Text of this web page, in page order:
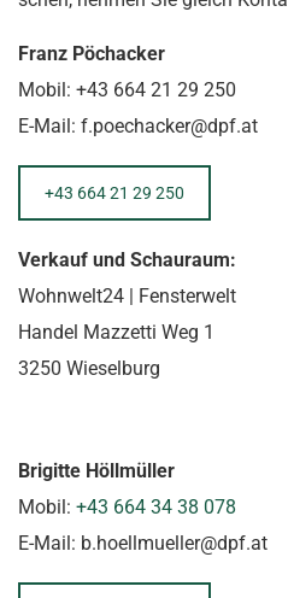
Franz Pöchacker
Mobil: +43 664 21 29 250
E-Mail: f.poechacker@dpf.at
+43 664 21 29 250
Ver­kauf und Schau­raum:
Wohn­welt­24 | Fens­ter­welt
Han­del Ma­zzet­ti Weg 1
3250 Wie­sel­burg
Bri­git­te Höll­mül­ler
Mobil: +43 664 34 38 078
E-Mail: b.​hoellmu­el­ler@​dpf.​at